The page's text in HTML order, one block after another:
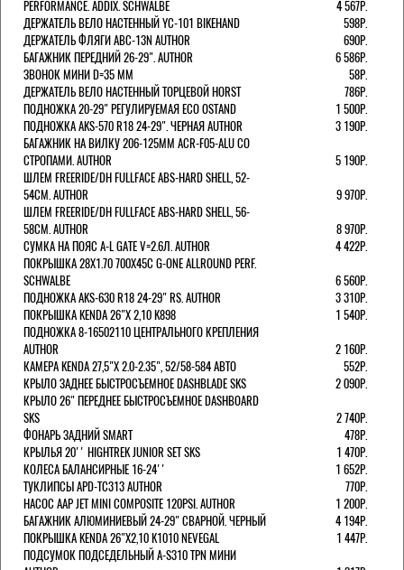
PERFORMANCE. ADDIX. SCHWALBE
4 567Р.
ДЕРЖАТЕЛЬ ВЕЛО НАСТЕННЫЙ YC-101 BIKEHAND
598Р.
ДЕРЖАТЕЛЬ ФЛЯГИ ABC-13N AUTHOR
690Р.
БАГАЖНИК ПЕРЕДНИЙ 26-29". AUTHOR
6 586Р.
ЗВОНОК МИНИ D=35 ММ
58Р.
ДЕРЖАТЕЛЬ ВЕЛО НАСТЕННЫЙ ТОРЦЕВОЙ HORST
786Р.
ПОДНОЖКА 20-29" РЕГУЛИРУЕМАЯ ECO OSTAND
1 500Р.
ПОДНОЖКА AKS-570 R18 24-29". ЧЕРНАЯ AUTHOR
3 190Р.
БАГАЖНИК НА ВИЛКУ 206-125ММ ACR-F05-ALU СО
СТРОПАМИ. AUTHOR
5 190Р.
ШЛЕМ FREERIDE/DH FULLFACE ABS-HARD SHELL, 52-
54СМ. AUTHOR
9 970Р.
ШЛЕМ FREERIDE/DH FULLFACE ABS-HARD SHELL, 56-
58СМ. AUTHOR
8 970Р.
СУМКА НА ПОЯС A-L GATE V=2.6Л. AUTHOR
4 422Р.
ПОКРЫШКА 28X1.70 700X45C G-ONE ALLROUND PERF.
SCHWALBE
6 560Р.
ПОДНОЖКА AKS-630 R18 24-29" RS. AUTHOR
3 310Р.
ПОКРЫШКА KENDA 26"Х 2,10 K898
1 540Р.
ПОДНОЖКА 8-16502110 ЦЕНТРАЛЬНОГО КРЕПЛЕНИЯ
AUTHOR
2 160Р.
КАМЕРА KENDA 27,5"Х 2.0-2.35", 52/58-584 АВТО
552Р.
КРЫЛО ЗАДНЕЕ БЫСТРОСЪЕМНОЕ DASHBLADE SKS
2 090Р.
КРЫЛО 26" ПЕРЕДНЕЕ БЫСТРОСЪЕМНОЕ DASHBOARD
SKS
2 740Р.
ФОНАРЬ ЗАДНИЙ SMART
478Р.
КРЫЛЬЯ 20'' HIGHTREK JUNIOR SET SKS
1 470Р.
КОЛЕСА БАЛАНСИРНЫЕ 16-24''
1 652Р.
ТУКЛИПСЫ APD-TC313 AUTHOR
770Р.
НАСОС AAP JET MINI COMPOSITE 120PSI. AUTHOR
1 200Р.
БАГАЖНИК АЛЮМИНИЕВЫЙ 24-29" СВАРНОЙ. ЧЕРНЫЙ
4 194Р.
ПОКРЫШКА KENDA 26"Х2,10 K1010 NEVEGAL
1 447Р.
ПОДСУМОК ПОДСЕДЕЛЬНЫЙ A-S310 TPN МИНИ